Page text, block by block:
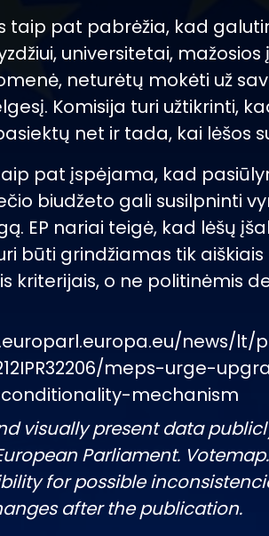
taip pat pabrėžia, kad
universitetai,
neturėtų mokėti už
Komisija turi užtikrinti,
net ir tada, kai lėšos
pat įspėjama, kad
biudžeto gali susilpninti
EP nariai teigė, kad lėšų
būti grindžiamas tik aiškiais
kriterijais, o ne politinėmis
news/lt/
meps-urge-
mechanism
visually present data
Parliament.
for possible
after the publication.